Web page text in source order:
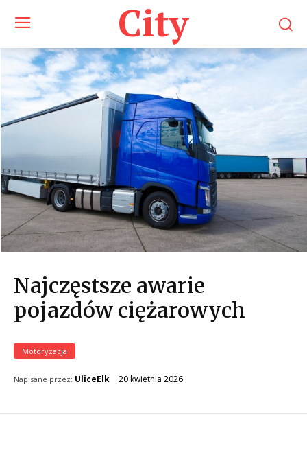
City
Najczęstsze awarie
pojazdów ciężarowych
Motoryzacja
Napisane przez: UliceElk 20 kwietnia 2026